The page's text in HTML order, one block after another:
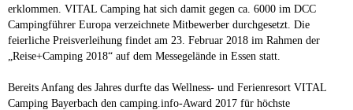
erklommen. VITAL Camping hat sich damit gegen ca. 6000 im DCC
Campingführer Europa verzeichnete Mitbewerber durchgesetzt. Die
feierliche Preisverleihung findet am 23. Februar 2018 im Rahmen der
„Reise+Camping 2018“ auf dem Messegelände in Essen statt.
Bereits Anfang des Jahres durfte das Wellness- und Ferienresort VITAL
Camping Bayerbach den camping.info-Award 2017 für höchste